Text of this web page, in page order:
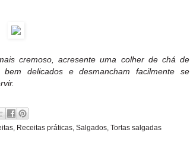
cremoso, acresente uma colher de chá de
delicados e desmancham facilmente se
Receitas práticas Salgados Tortas salgadas